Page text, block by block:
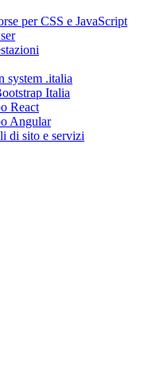
per CSS e JavaScript
system .italia
Italia
React
Angular
di sito e servizi